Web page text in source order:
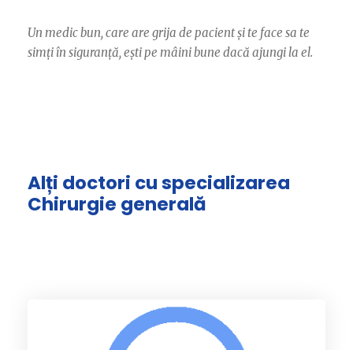
Un medic bun, care are grija de pacient și te face sa te
simți în siguranță, ești pe mâini bune dacă ajungi la el.
Alți doctori cu specializarea
Chirurgie generală